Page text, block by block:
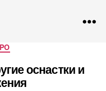
оснастки и